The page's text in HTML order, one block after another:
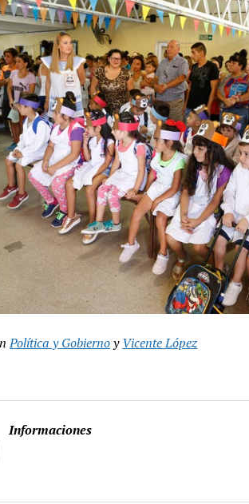
Política y GobiernoyVicente López
Informaciones